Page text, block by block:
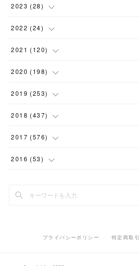
(1)
(1 )
(1)
( 1 )
2023 (28)
(2)
(1)
(1)
(2 )
(2)
2022 (24)
(5)
(2)
(2)
( 1 )
(3)
2021 (120)
(12)
(3)
(1)
(9)
(19)
14)
2020 (198)
(12)
(11)
(12)
(22
(17)
15)
2019 (253)
(14)
(27)
(22
(32)
20)
2018 (437)
(23)
(24
( 14)
33)
2017 (576)
(44
44)
37)
2016 (53)
20)
プライバシーポリシー 特定商取